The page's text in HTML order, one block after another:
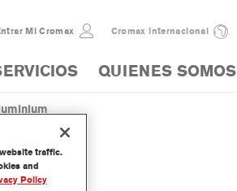
Mi Cromax Cromax internacional
QUIENES SOMOS
traffic.
and
Policy